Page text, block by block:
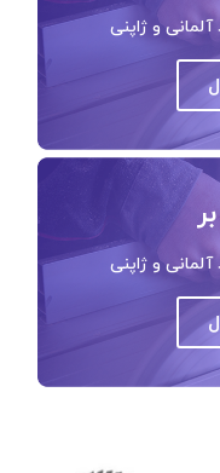
و ژاپنی
و ژاپنی